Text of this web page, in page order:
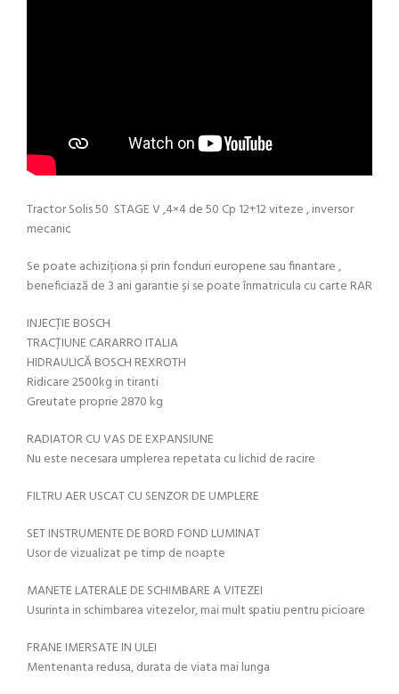
Tractor Solis 50 STAGE V ,4×4 de 50 Cp 12+12 viteze , inversor
mecanic
Se poate achiziționa și prin fonduri europene sau finantare ,
beneficiază de 3 ani garantie și se poate înmatricula cu carte RAR
INJECȚIE BOSCH
TRACȚIUNE CARARRO ITALIA
HIDRAULICĂ BOSCH REXROTH
Ridicare 2500kg in tiranti
Greutate proprie 2870 kg
RADIATOR CU VAS DE EXPANSIUNE
Nu este necesara umplerea repetata cu lichid de racire
FILTRU AER USCAT CU SENZOR DE UMPLERE
SET INSTRUMENTE DE BORD FOND LUMINAT
Usor de vizualizat pe timp de noapte
MANETE LATERALE DE SCHIMBARE A VITEZEI
Usurinta in schimbarea vitezelor, mai mult spatiu pentru picioare
FRANE IMERSATE IN ULEI
Mentenanta redusa, durata de viata mai lunga